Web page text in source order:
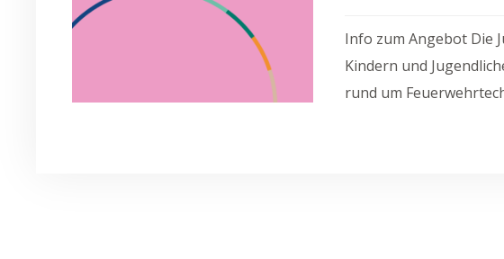
Info zum Angebot Die
Kindern und
rund um